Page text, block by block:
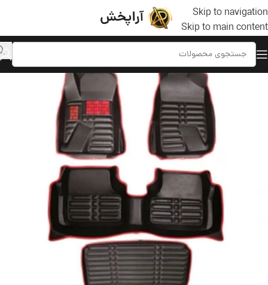
Skip to navigation
Skip to main content